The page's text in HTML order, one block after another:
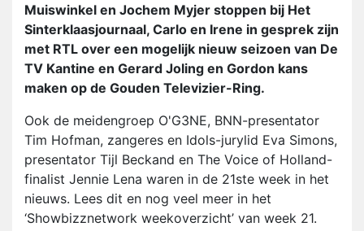
Muiswinkel en Jochem Myjer stoppen bij Het
Sinterklaasjournaal, Carlo en Irene in gesprek zijn
met RTL over een mogelijk nieuw seizoen van De
TV Kantine en Gerard Joling en Gordon kans
maken op de Gouden Televizier-Ring.
Ook de meidengroep O'G3NE, BNN-presentator
Tim Hofman, zangeres en Idols-jurylid Eva Simons,
presentator Tijl Beckand en The Voice of Holland-
finalist Jennie Lena waren in de 21ste week in het
nieuws. Lees dit en nog veel meer in het
‘Showbizznetwork weekoverzicht’ van week 21.